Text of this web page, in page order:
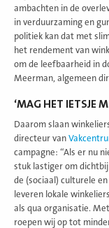
ambachten in de
in verduurzaming en
politiek kan dat met
het rendement van
om de leefbaarheid in
Meerman, algemeen
‘MAG HET IETSJE
Daarom slaan
directeur van
campagne: “Als er nu
stuk lastiger om dichtbij
de (sociaal) culturele
leveren lokale
als qua organisatie.
roepen wij op tot